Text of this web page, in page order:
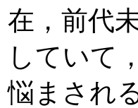
在，前代
していて
悩まされ